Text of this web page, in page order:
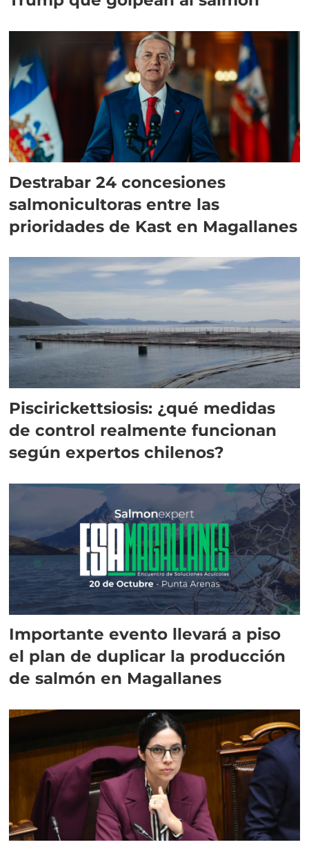
Destrabar 24 concesiones
salmonicultoras entre las
prioridades de Kast en Magallanes
Piscirickettsiosis: ¿qué medidas
de control realmente funcionan
según expertos chilenos?
Importante evento llevará a piso
el plan de duplicar la producción
de salmón en Magallanes